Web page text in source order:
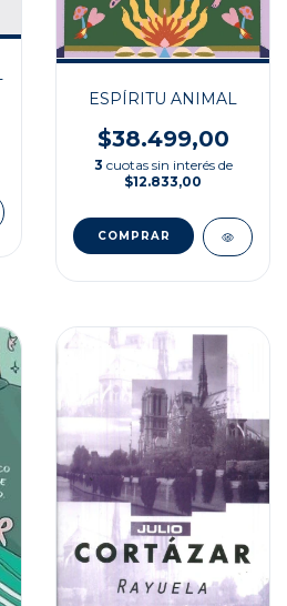
ESPÍRITU ANIMAL
$38.499,00
3 cuotas sin interés de
$12.833,00